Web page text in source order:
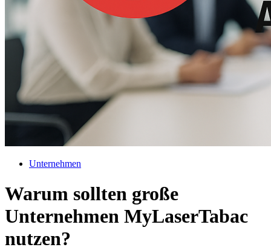
Unternehmen
Warum sollten große
Unternehmen MyLaserTabac
nutzen?